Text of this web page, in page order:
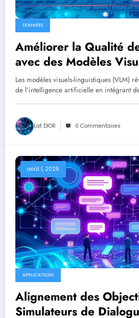
DONNÉES
Améliorer la Qualité
avec des Modèles
Linguistiques
Les modèles visuels-linguistiques (VLM)
de l'intelligence artificielle en intégrant
Lat DIOR 0 Commentaires
août 1, 2025
APPLICATIONS
Alignement des
Simulateurs de